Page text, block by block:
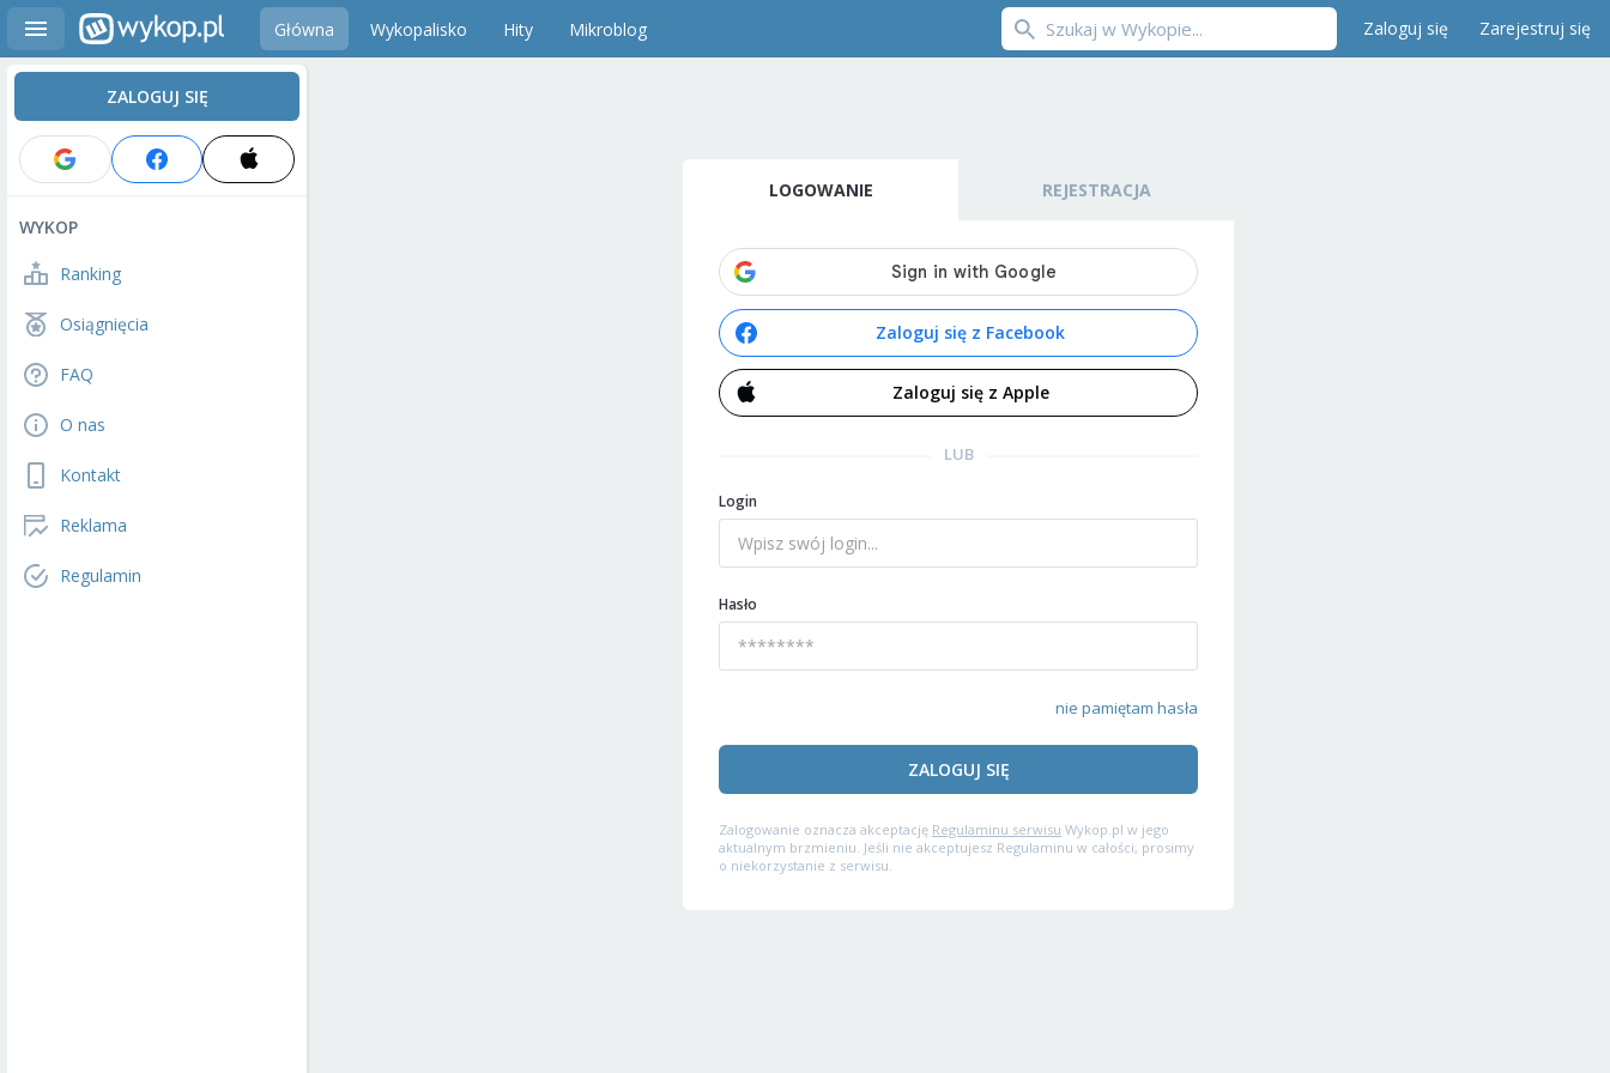
Główna Wykopalisko Hity Mikroblog Zaloguj się Zarejestruj się
ZALOGUJ SIĘ
WYKOP
Ranking
Osiągnięcia
FAQ
O nas
Kontakt
Reklama
Regulamin
LOGOWANIE REJESTRACJA
Zaloguj się z Facebook
Zaloguj się z Apple
LUB
Login
Hasło
nie pamiętam hasła
ZALOGUJ SIĘ
Zalogowanie oznacza akceptację Regulaminu serwisu Wykop.pl w jego
aktualnym brzmieniu. Jeśli nie akceptujesz Regulaminu w całości, prosimy
o niekorzystanie z serwisu.